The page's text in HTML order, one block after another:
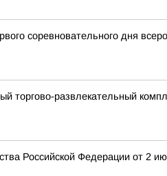
соревновательного дня
торгово-развлекательный
Российской Федерации от 2